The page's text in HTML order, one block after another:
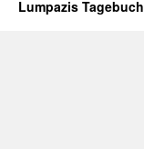
Lumpazis Tagebuch